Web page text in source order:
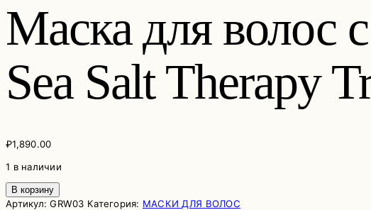
Маска для волос
Sea Salt Therapy
₽1,890.00
1 в наличии
Количество
товара
В корзину
Артикул:GRW03 Категория: МАСКИ ДЛЯ ВОЛОС